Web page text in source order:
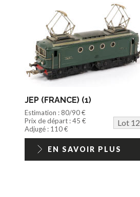
JEP (FRANCE) (1)
Estimation : 80/90 €
Prix de départ : 45 €
Lot 12
Adjugé : 110 €
EN SAVOIR PLUS